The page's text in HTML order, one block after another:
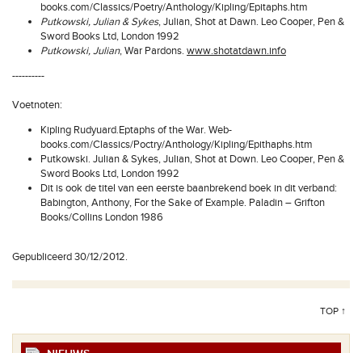
books.com/Classics/Poetry/Anthology/Kipling/Epitaphs.htm
Putkowski, Julian & Sykes, Julian, Shot at Dawn. Leo Cooper, Pen &
Sword Books Ltd, London 1992
Putkowski, Julian, War Pardons. www.shotatdawn.info
----------
Voetnoten:
Kipling Rudyuard.Eptaphs of the War. Web-
books.com/Classics/Poctry/Anthology/Kipling/Epithaphs.htm
Putkowski. Julian & Sykes, Julian, Shot at Down. Leo Cooper, Pen &
Sword Books Ltd, London 1992
Dit is ook de titel van een eerste baanbrekend boek in dit verband:
Babington, Anthony, For the Sake of Example. Paladin – Grifton
Books/Collins London 1986
Gepubliceerd 30/12/2012.
TOP ↑